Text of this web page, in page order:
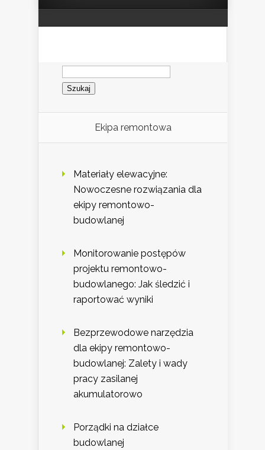
Szukaj:
Ekipa remontowa
Materiały elewacyjne:
Nowoczesne rozwiązania dla
ekipy remontowo-
budowlanej
Monitorowanie postępów
projektu remontowo-
budowlanego: Jak śledzić i
raportować wyniki
Bezprzewodowe narzędzia
dla ekipy remontowo-
budowlanej: Zalety i wady
pracy zasilanej
akumulatorowo
Porządki na działce
budowlanej